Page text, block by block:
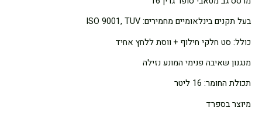
בעל תקנים בינלאומיים מחמירים: ISO 9001, TUV
כולל: סט חלקי חילוף + ווסת ללחץ אחיד
מנגנון שאיבה פנימי המונע נזילה
תכולת החומר: 16 ליטר
מיוצר בספרד